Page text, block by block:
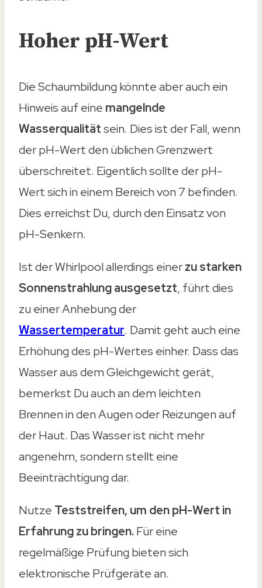
Hoher pH-Wert
Die Schaumbildung könnte aber auch ein
Hinweis auf eine mangelnde
Wasserqualitätsein. Dies ist der Fall, wenn
der pH-Wert den üblichen Grenzwert
überschreitet. Eigentlich sollte der pH-
Wert sich in einem Bereich von 7 befinden.
Dies erreichst Du, durch den Einsatz von
pH-Senkern.
Ist der Whirlpool allerdings einerzu starken
Sonnenstrahlung ausgesetzt, führt dies
zu einer Anhebung der
Wassertemperatur. Damit geht auch eine
Erhöhung des pH-Wertes einher. Dass das
Wasser aus dem Gleichgewicht gerät,
bemerkst Du auch an dem leichten
Brennen in den Augen oder Reizungen auf
der Haut. Das Wasser ist nicht mehr
angenehm, sondern stellt eine
Beeinträchtigung dar.
Nutze Teststreifen, um den pH-Wert in
Erfahrung zu bringen.Für eine
regelmäßige Prüfung bieten sich
elektronische Prüfgeräte an.